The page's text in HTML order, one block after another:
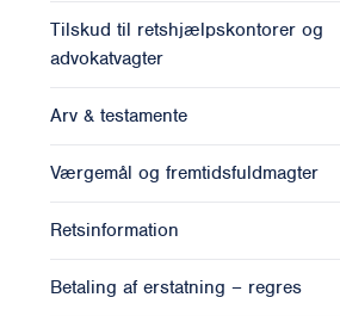
Tilskud til retshjælpskontorer og
advokatvagter
Arv & testamente
Værgemål og fremtidsfuldmagter
Retsinformation
Betaling af erstatning – regres